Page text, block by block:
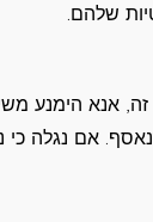
שלהם.
לגיל 18. אם אתה מתחת
אם נגלה